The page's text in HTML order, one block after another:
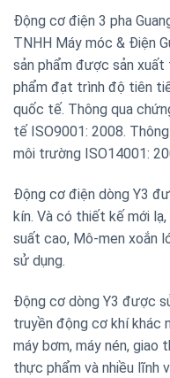
Động cơ điện 3 pha
TNHH Máy móc & Điện
sản phẩm được sản xuất
phẩm đạt trình độ tiên
quốc tế. Thông qua
tế ISO9001: 2008.
môi trường ISO14001:
Động cơ điện dòng Y3
kín. Và có thiết kế mới
suất cao, Mô-men xoắn
sử dụng.
Động cơ dòng Y3 được
truyền động cơ khí khác
máy bơm, máy nén, giao
thực phẩm và nhiều lĩnh